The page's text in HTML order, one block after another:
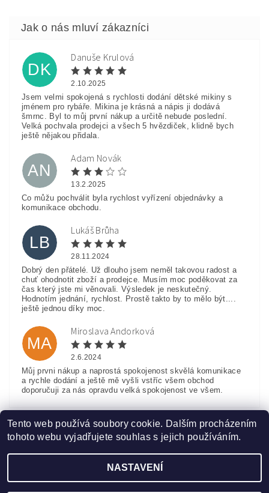
DK
Danuše Krulová
2.10.2025
Jsem velmi spokojená s rychlosti dodání dětské mikiny s
jménem pro rybáře. Mikina je krásná a nápis ji dodává
šmrnc. Byl to můj první nákup a určitě nebude poslední.
Velká pochvala prodejci a všech 5 hvězdiček, klidně bych
ještě nějakou přidala.
AN
Adam Novák
13.2.2025
Co můžu pochválit byla rychlost vyřízení objednávky a
komunikace obchodu.
LB
Lukáš Brůha
28.11.2024
Dobrý den přátelé. Už dlouho jsem neměl takovou radost a
chuť ohodnotit zboží a prodejce. Musím moc poděkovat za
čas který jste mi věnovali. Výsledek je neskutečný.
Hodnotím jednání, rychlost. Prostě takto by to mělo být....
ještě jednou díky moc.
MA
Miroslava Andorková
2.6.2024
Můj prvni nákup a naprostá spokojenost skvělá komunikace
a rychle dodání a ještě mě vyšli vstříc všem obchod
doporučuji za nás opravdu velká spokojenost ve všem.
2026 ©www.HobbyTriko.cz, všechna práva vyhrazenaUpravit nastavení cookies
Tento web používá soubory cookie. Dalším procházením
tohoto webu vyjadřujete souhlas s jejich používáním.
NASTAVENÍ